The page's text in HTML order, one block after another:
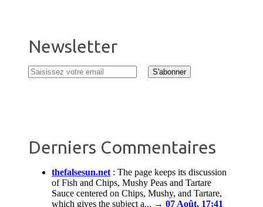
Newsletter
Derniers Commentaires
thefalsesun.net : The page keeps its discussion
of Fish and Chips, Mushy Peas and Tartare
Sauce centered on Chips, Mushy, and Tartare,
which gives the subject a... → 07 Août, 17:41